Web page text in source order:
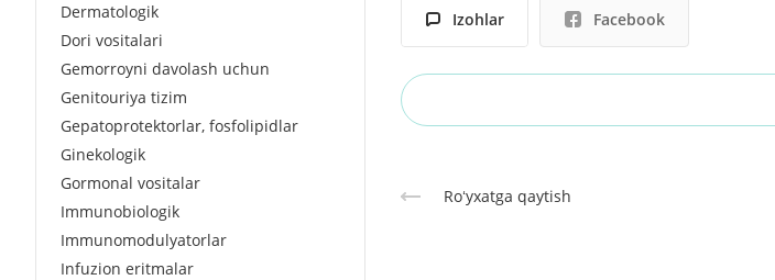
Izohlar Facebook
Roʻyxatga qaytish
Dermatologik
Dori vositalari
Gemorroyni davolash uchun
Genitouriya tizim
Gepatoprotektorlar, fosfolipidlar
Ginekologik
Gormonal vositalar
Immunobiologik
Immunomodulyatorlar
Infuzion eritmalar